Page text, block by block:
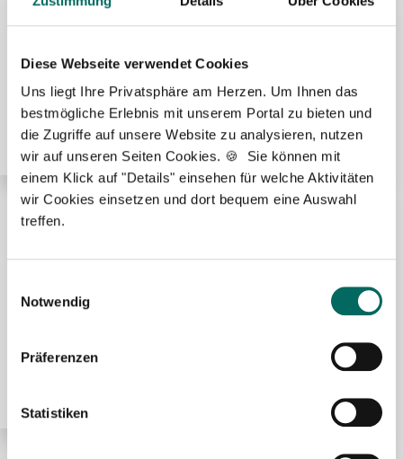
Diese Webseite verwendet Cookies
Uns liegt Ihre Privatsphäre am Herzen. Um Ihnen das
bestmögliche Erlebnis mit unserem Portal zu bieten und
die Zugriffe auf unsere Website zu analysieren, nutzen
wir auf unseren Seiten Cookies. 🍪 Sie können mit
einem Klick auf "Details" einsehen für welche Aktivitäten
wir Cookies einsetzen und dort bequem eine Auswahl
treffen.
Notwendig
Präferenzen
Statistiken
Pharmazeutisch-technischer Assistent (PTA) (m/w/d)
in Voll- oder Teilzeit ab sofort in Duisburg
🌟 PREMIUM-STELLENANGEBOT 🌟
Pharmazeutisch-technischer Assistent (PTA) (m/w/d)
in Voll- oder Teilzeit ab sofort in Duisburg